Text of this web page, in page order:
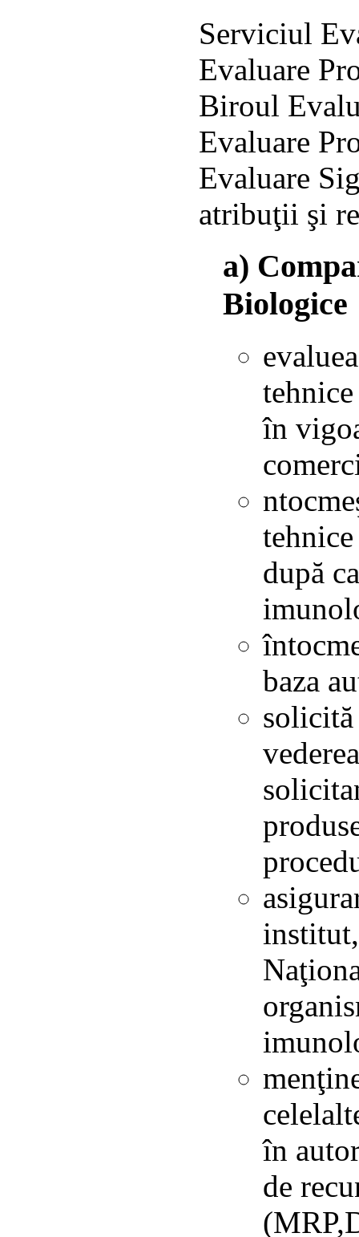
Serviciul
Evaluare
Biroul
Evaluare
Evaluare
atribuţii şi
a)
Biologice
în
după
baza
solicită
în
de